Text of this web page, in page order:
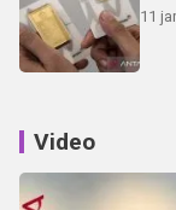
11
Video